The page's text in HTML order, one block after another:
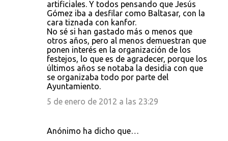
artificiales. Y todos pensando que Jesús
Gómez iba a desfilar como Baltasar, con la
cara tiznada con kanfor.
No sé si han gastado más o menos que
otros años, pero al menos demuestran que
ponen interés en la organización de los
festejos, lo que es de agradecer, porque los
últimos años se notaba la desidia con que
se organizaba todo por parte del
Ayuntamiento.
5 de enero de 2012 a las 23:29
Anónimo ha dicho que…